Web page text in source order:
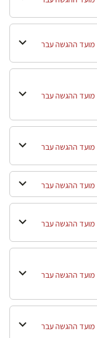
מועד ההגשה עבר
מועד ההגשה עבר
מועד ההגשה עבר
מועד ההגשה עבר
מועד ההגשה עבר
מועד ההגשה עבר
מועד ההגשה עבר